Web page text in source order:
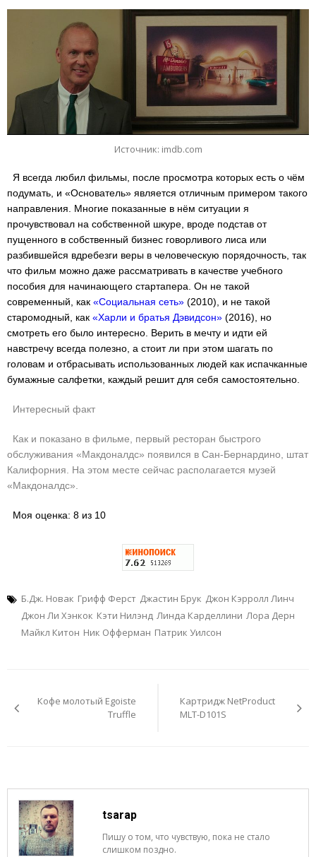
Источник: imdb.com
Я всегда любил фильмы, после просмотра которых есть о чём
подумать, и «Основатель» является отличным примером такого
направления. Многие показанные в нём ситуации я
прочувствовал на собственной шкуре, вроде подстав от
пущенного в собственный бизнес говорливого лиса или
разбившейся вдребезги веры в человеческую порядочность, так
что фильм можно даже рассматривать в качестве учебного
пособия для начинающего стартапера. Он не такой
современный, как «Социальная сеть» (2010), и не такой
старомодный, как «Харли и братья Дэвидсон» (2016), но
смотреть его было интересно. Верить в мечту и идти ей
навстречу всегда полезно, а стоит ли при этом шагать по
головам и отбрасывать использованных людей как испачканные
бумажные салфетки, каждый решит для себя самостоятельно.
Интересный факт
Как и показано в фильме, первый ресторан быстрого
обслуживания «Макдоналдс» появился в Сан-Бернардино, штат
Калифорния. На этом месте сейчас располагается музей
«Макдоналдс».
Моя оценка: 8 из 10
Б.Дж. Новак Грифф Ферст Джастин Брук Джон Кэрролл Линч
Джон Ли Хэнкок Кэти Нилэнд Линда Карделлини Лора Дерн
Майкл Китон Ник Офферман Патрик Уилсон
записям
Кофе молотый Egoiste
Truffle
Картридж NetProduct
MLT-D101S
tsarap
Пишу о том, что чувствую, пока не стало
слишком поздно.